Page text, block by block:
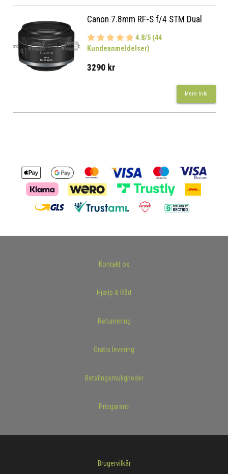
Canon 7.8mm RF-S f/4 STM Dual
4.8/5 (44
Kundeanmeldelser)
3290 kr
Mere Info
Kontakt os
Hjælp & Råd
Returnering
Gratis levering
Betalingsmuligheder
Prisgaranti
Brugervilkår